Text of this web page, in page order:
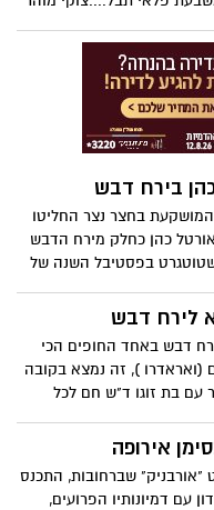
בירח דבש
בחצר נצר החליטו
כהן כחלק מירח הדבש
בפסטיבל השנה של
עם בירה מקומית.
לירח דבש
דבש באחד החופים הכי
(ואראדרו ), זה נמצא בקובה
עם בת זוגו ד"ש חם לכל
אירופה
"אורבניק" שברחובות, התכנס
עם דמיונותיו הפרועים,